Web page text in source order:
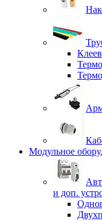
Модульное
и доп.